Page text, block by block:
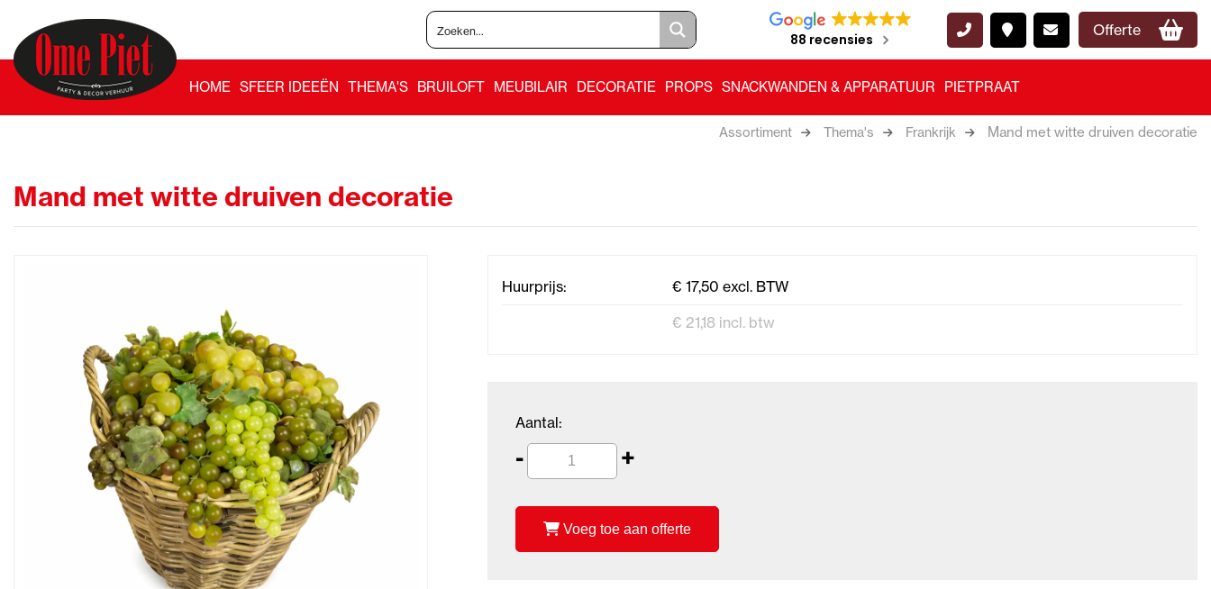
88 recensies
Offerte
HOME SFEER IDEEËN THEMA'S BRUILOFT MEUBILAIR DECORATIE PROPS SNACKWANDEN & APPARATUUR PIETPRAAT
Assortiment Thema's Frankrijk Mand met witte druiven decoratie
Mand met witte druiven decoratie
Huurprijs:
€ 17,50 excl. BTW
€ 21,18 incl. btw
Aantal:
- +
Voeg toe aan offerte